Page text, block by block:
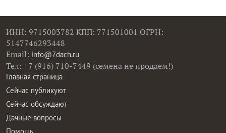
ИНН: 9715003782 КПП: 771501001 ОГРН:
5147746293448
Email: info@7dach.ru
Тел: +7 (916) 710-7449 (семена не продаем!)
Главная страница
Сейчас публикуют
Сейчас обсуждают
Дачные вопросы